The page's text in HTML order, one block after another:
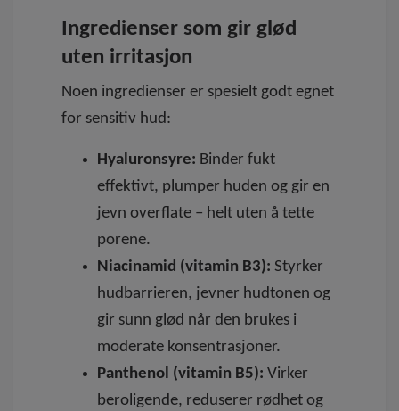
Ingredienser som gir glød
uten irritasjon
Noen ingredienser er spesielt godt egnet
for sensitiv hud:
Hyaluronsyre: Binder fukt
effektivt, plumper huden og gir en
jevn overflate – helt uten å tette
porene.
Niacinamid (vitamin B3): Styrker
hudbarrieren, jevner hudtonen og
gir sunn glød når den brukes i
moderate konsentrasjoner.
Panthenol (vitamin B5): Virker
beroligende, reduserer rødhet og